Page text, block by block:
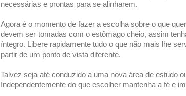
necessárias e prontas para se alinharem.
Agora é o momento de fazer a escolha sobre o que
devem ser tomadas com o estômago cheio, assim
íntegro. Libere rapidamente tudo o que não mais lhe
partir de um ponto de vista diferente.
Talvez seja até conduzido a uma nova área de estudo
Independentemente do que escolher mantenha a fé e